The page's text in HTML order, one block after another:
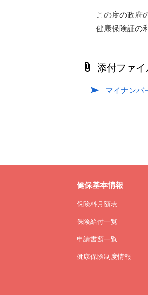
この度の政府
健康保険証の
添付ファ
マイナンバ
健保基本情報
保険料月額表
保険給付一覧
申請書類一覧
健康保険制度情報